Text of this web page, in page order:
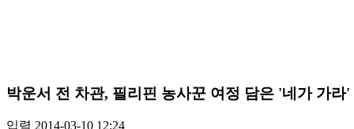
박운서 전 차관, 필리핀 농사꾼 여정 담은 '네가 가라'
입력 2014-03-10 12:24